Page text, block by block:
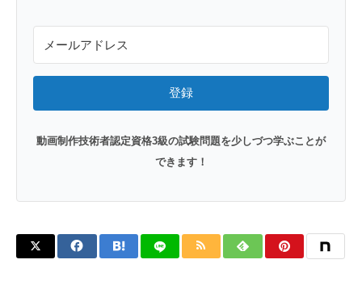
登録
動画制作技術者認定資格3級の試験問題を少しづつ学ぶことが
できます！